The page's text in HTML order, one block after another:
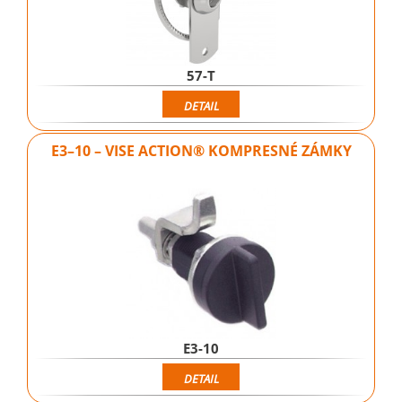
57-T
DETAIL
E3–10 – VISE ACTION® KOMPRESNÉ ZÁMKY
E3-10
DETAIL